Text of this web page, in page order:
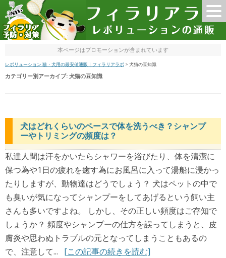
本ページはプロモーションが含まれています
レボリューション 猫・犬用の最安値通販｜フィラリアラボ > 犬猫の豆知識
カテゴリー別アーカイブ: 犬猫の豆知識
犬はどれくらいのペースで体を洗うべき？シャンプ
ーやトリミングの頻度は？
私達人間は汗をかいたらシャワーを浴びたり、体を清潔に
保つ為や1日の疲れを癒す為にお風呂に入って湯船に浸かっ
たりしますが、動物達はどうでしょう？ 犬はペットの中で
も臭いが気になってシャンプーをしてあげるという飼い主
さんも多いですよね。 しかし、その正しい頻度はご存知で
しょうか？ 頻度やシャンプーの仕方を誤ってしまうと、皮
膚炎や思わぬトラブルの元となってしまうこともあるの
で、注意して... [この記事の続きを読む]